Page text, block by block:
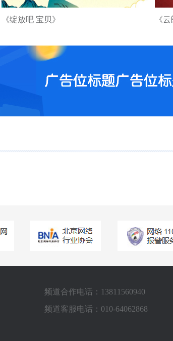
《绽放吧 宝贝》 《
频道合作电话：13811560940
频道客服电话：010-64062868